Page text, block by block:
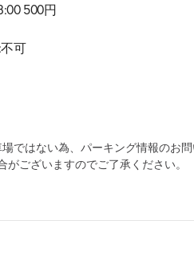
500円
可
ではない為、パーキング情報のお
ございますのでご了承ください。